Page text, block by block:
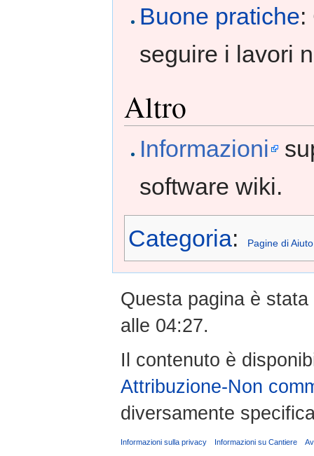
Buone pratiche:
seguire i lavori
Altro
Informazioni
software wiki.
Categoria: Pagine di Aiuto
Questa pagina è
alle 04:27.
Il contenuto è
Attribuzione-Non
diversamente
Informazioni sulla privacy Informazioni su Cantiere